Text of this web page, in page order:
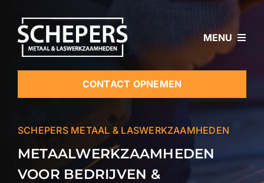
naar
inhoud
MENU
Projecten
CONTACT OPNEMEN
SCHEPERS METAAL & LASWERKZAAMHEDEN
METAALWERKZAAMHEDEN
VOOR BEDRIJVEN &